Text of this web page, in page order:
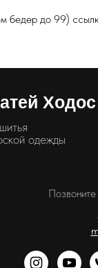
бедер до 99)
Ходос
одежды